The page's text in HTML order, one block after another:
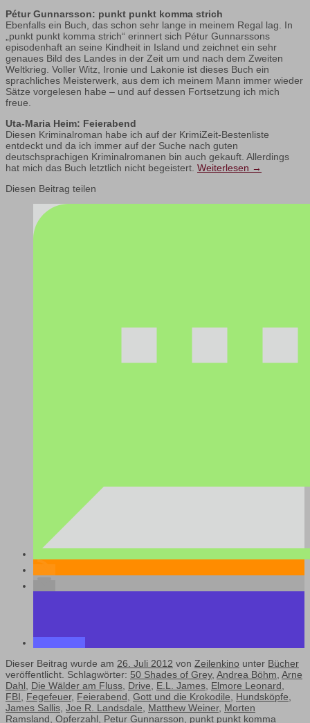
Pétur Gunnarsson: punkt punkt komma strich
Ebenfalls ein Buch, das schon sehr lange in meinem Regal lag. In
„punkt punkt komma strich“ erinnert sich Pétur Gunnarssons
episodenhaft an seine Kindheit in Island und zeichnet ein sehr
genaues Bild des Landes in der Zeit um und nach dem Zweiten
Weltkrieg. Voller Witz, Ironie und Lakonie ist dieses Buch ein
sprachliches Meisterwerk, aus dem ich meinem Mann immer wieder
Sätze vorgelesen habe – und auf dessen Fortsetzung ich mich
freue.
Uta-Maria Heim: Feierabend
Diesen Kriminalroman habe ich auf der KrimiZeit-Bestenliste
entdeckt und da ich immer auf der Suche nach guten
deutschsprachigen Kriminalromanen bin auch gekauft. Allerdings
hat mich das Buch letztlich nicht begeistert. Weiterlesen →
Diesen Beitrag teilen
Dieser Beitrag wurde am 26. Juli 2012 von Zeilenkino unter Bücher
veröffentlicht. Schlagwörter: 50 Shades of Grey, Andrea Böhm, Arne
Dahl, Die Wälder am Fluss, Drive, E.L. James, Elmore Leonard,
FBI, Fegefeuer, Feierabend, Gott und die Krokodile, Hundsköpfe,
James Sallis, Joe R. Landsdale, Matthew Weiner, Morten
Ramsland, Opferzahl, Petur Gunnarsson, punkt punkt komma